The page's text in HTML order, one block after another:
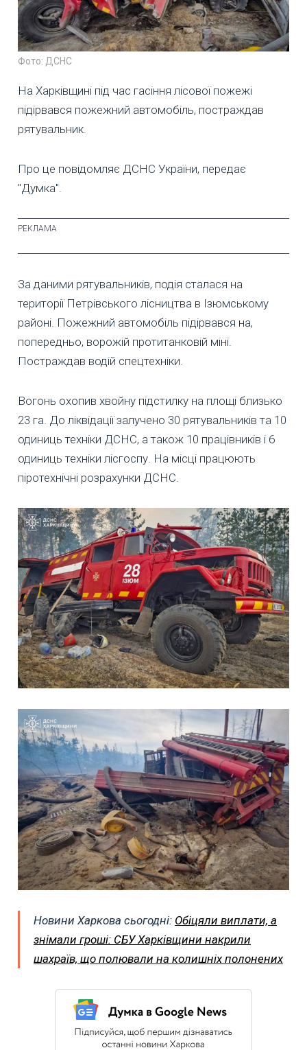
Фото: ДСНС
На Харківщині під час гасіння лісової пожежі
підірвався пожежний автомобіль, постраждав
рятувальник.
Про це повідомляє ДСНС України, передає
"Думка".
За даними рятувальників, подія сталася на
території Петрівського лісництва в Ізюмському
районі. Пожежний автомобіль підірвався на,
попередньо, ворожій протитанковій міні.
Постраждав водій спецтехніки.
Вогонь охопив хвойну підстилку на площі близько
23 га. До ліквідації залучено 30 рятувальників та 10
одиниць техніки ДСНС, а також 10 працівників і 6
одиниць техніки лісгоспу. На місці працюють
піротехнічні розрахунки ДСНС.
Новини Харкова сьогодні: Обіцяли виплати, а
знімали гроші: СБУ Харківщини накрили
шахраїв, що полювали на колишніх полонених